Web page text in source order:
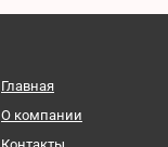
Главная
О компании